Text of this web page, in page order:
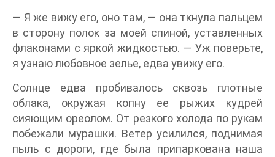
— Я же вижу его, оно там, — она ткнула пальцем
в сторону полок за моей спиной, уставленных
флаконами с яркой жидкостью. — Уж поверьте,
я узнаю любовное зелье, едва увижу его.
Солнце едва пробивалось сквозь плотные
облака, окружая копну ее рыжих кудрей
сияющим ореолом. От резкого холода по рукам
побежали мурашки. Ветер усилился, поднимая
пыль с дороги, где была припаркована наша